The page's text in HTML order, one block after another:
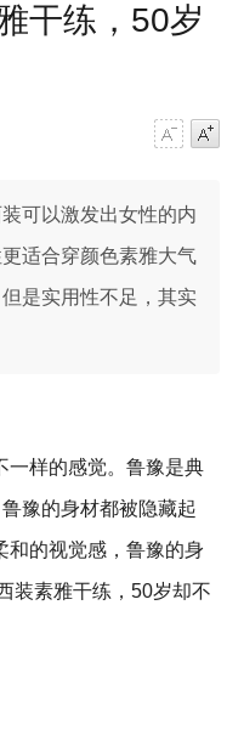
干练，50岁
可以激发出女性的内
适合穿颜色素雅大气
是实用性不足，其实
一样的感觉。鲁豫是典
豫的身材都被隐藏起
和的视觉感，鲁豫的身
装素雅干练，50岁却不